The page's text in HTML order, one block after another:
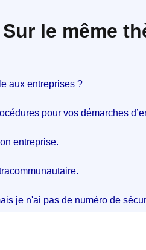
Sur le même
aux entreprises ?
pour vos démarches
entreprise.
je n'ai pas de numéro de